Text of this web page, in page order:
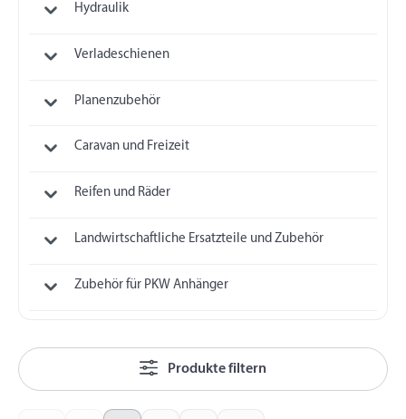
Hydraulik
Verladeschienen
Planenzubehör
Caravan und Freizeit
Reifen und Räder
Landwirtschaftliche Ersatzteile und Zubehör
Zubehör für PKW Anhänger
Produkte filtern